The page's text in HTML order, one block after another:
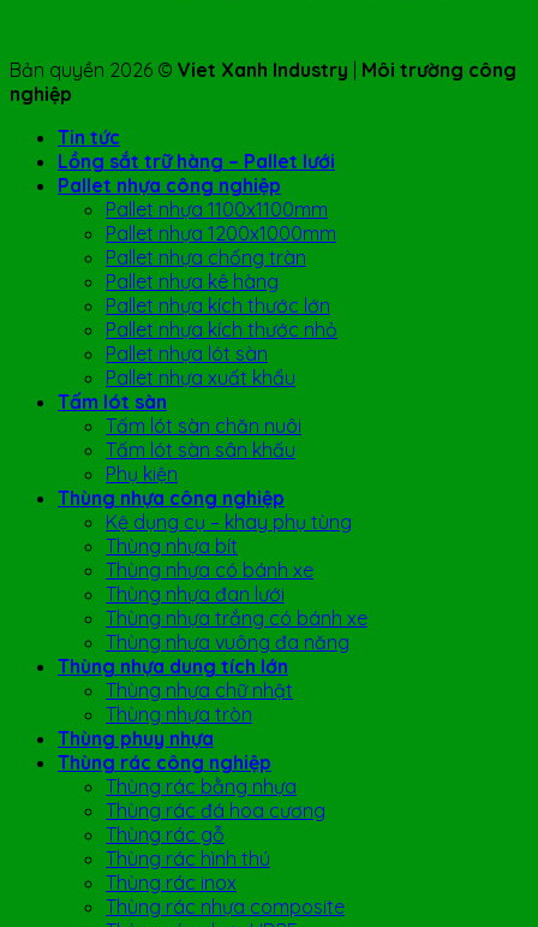
Bản quyền 2026 © Viet Xanh Industry
Môi trường công
nghiệp
Tin tức
Lồng sắt trữ hàng – Pallet lưới
Pallet nhựa công nghiệp
Pallet nhựa 1100x1100mm
Pallet nhựa 1200x1000mm
Pallet nhựa chống tràn
Pallet nhựa kê hàng
Pallet nhựa kích thước lớn
Pallet nhựa kích thước nhỏ
Pallet nhựa lót sàn
Pallet nhựa xuất khẩu
Tấm lót sàn
Tấm lót sàn chăn nuôi
Tấm lót sàn sân khấu
Phụ kiện
Thùng nhựa công nghiệp
Kệ dụng cụ – khay phụ tùng
Thùng nhựa bít
Thùng nhựa có bánh xe
Thùng nhựa đan lưới
Thùng nhựa trắng có bánh xe
Thùng nhựa vuông đa năng
Thùng nhựa dung tích lớn
Thùng nhựa chữ nhật
Thùng nhựa tròn
Thùng phuy nhựa
Thùng rác công nghiệp
Thùng rác bằng nhựa
Thùng rác đá hoa cương
Thùng rác gỗ
Thùng rác hình thú
Thùng rác inox
Thùng rác nhựa composite